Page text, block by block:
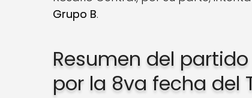
Grupo B.
Resumen del
por la 8va fecha del